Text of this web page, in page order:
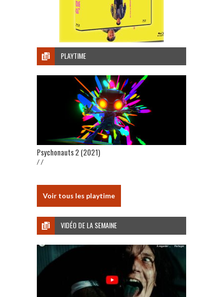
PLAYTIME
Psychonauts 2 (2021)
/ /
Voir tous les playtime
VIDÉO DE LA SEMAINE